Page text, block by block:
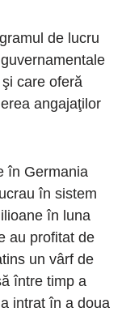
de lucru
care oferă
angajaţilor
în Germania
în sistem
în luna
au profitat de
un vârf de
între timp a
intrat în a doua